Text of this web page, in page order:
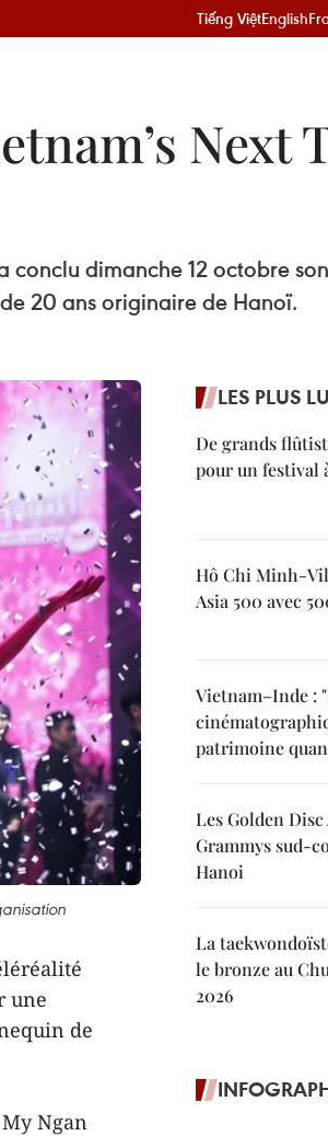
Tiếng ViệtEnglish
Next
conclu dimanche 12 octobre
20 ans originaire de Hanoï.
une
de
Ngan
LES PLUS
De grands
pour un festival
Hô Chi Minh-
Asia 500 avec
Vietnam–Inde :
patrimoine
Les Golden Disc
Grammys sud-
Hanoi
La
le bronze au
2026